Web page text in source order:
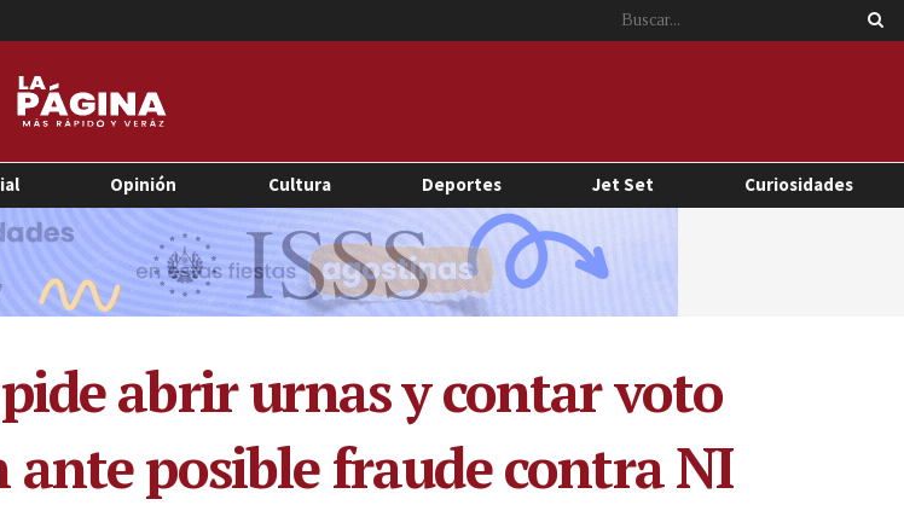
Opinión Cultura Deportes Jet Set Curiosidades
abrir urnas y contar voto
posible fraude contra NI